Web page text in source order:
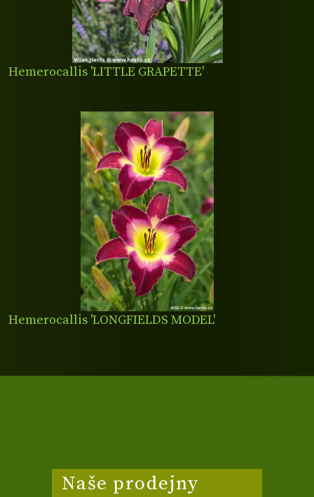
Hemerocallis 'LITTLE GRAPETTE'
Hemerocallis 'LONGFIELDS MODEL'
Naše prodejny